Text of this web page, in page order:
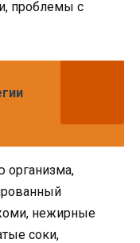
проблемы с
организма,
нежирные
соки,